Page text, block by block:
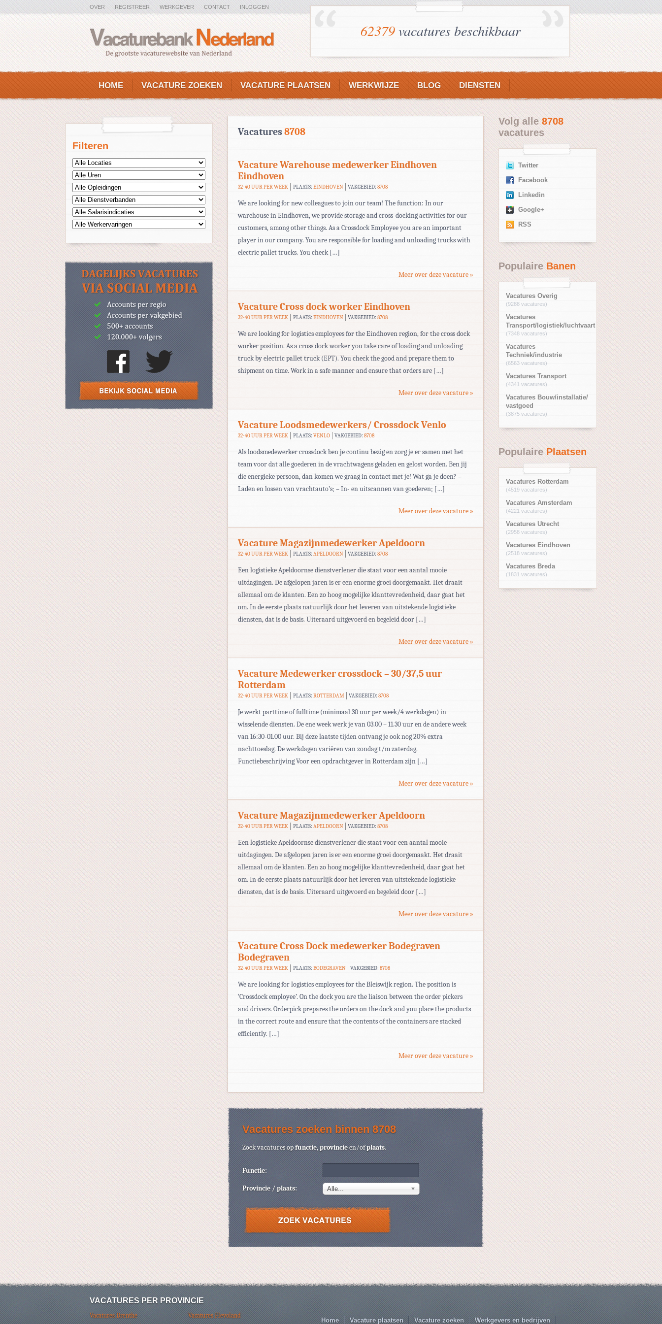
OVER REGISTREER WERKGEVER CONTACT INLOGGEN
62379vacatures beschikbaar
HOME VACATURE ZOEKEN VACATURE PLAATSEN WERKWIJZE BLOG DIENSTEN
Filteren
Vacatures8708
Vacature Warehouse medewerker Eindhoven
Eindhoven
32-40 UUR PER WEEK PLAATS: EINDHOVEN VAKGEBIED:8708
We are looking for new colleagues to join our team! The function: In our
warehouse in Eindhoven, we provide storage and cross-docking activities for our
customers, among other things. As a Crossdock Employee you are an important
player in our company. You are responsible for loading and unloading trucks with
electric pallet trucks. You check […]
Meer over deze vacature »
Vacature Cross dock worker Eindhoven
32-40 UUR PER WEEK PLAATS: EINDHOVEN VAKGEBIED:8708
We are looking for logistics employees for the Eindhoven region, for the cross dock
worker position. As a cross dock worker you take care of loading and unloading
truck by electric pallet truck (EPT). You check the good and prepare them to
shipment on time. Work in a safe manner and ensure that orders are […]
Meer over deze vacature »
Vacature Loodsmedewerkers/ Crossdock Venlo
32-40 UUR PER WEEK PLAATS: VENLO VAKGEBIED:8708
Als loodsmedewerker crossdock ben je continu bezig en zorg je er samen met het
team voor dat alle goederen in de vrachtwagens geladen en gelost worden. Ben jij
die energieke persoon, dan komen we graag in contact met je! Wat ga je doen? –
Laden en lossen van vrachtauto’s; – In- en uitscannen van goederen; […]
Meer over deze vacature »
Vacature Magazijnmedewerker Apeldoorn
32-40 UUR PER WEEK PLAATS: APELDOORN VAKGEBIED:8708
Een logistieke Apeldoornse dienstverlener die staat voor een aantal mooie
uitdagingen. De afgelopen jaren is er een enorme groei doorgemaakt. Het draait
allemaal om de klanten. Een zo hoog mogelijke klanttevredenheid, daar gaat het
om. In de eerste plaats natuurlijk door het leveren van uitstekende logistieke
diensten, dat is de basis. Uiteraard uitgevoerd en begeleid door […]
Meer over deze vacature »
Vacature Medewerker crossdock – 30/37,5 uur
Rotterdam
32-40 UUR PER WEEK PLAATS: ROTTERDAM VAKGEBIED:8708
Je werkt parttime of fulltime (minimaal 30 uur per week/4 werkdagen) in
wisselende diensten. De ene week werk je van 03.00 – 11.30 uur en de andere week
van 16:30-01.00 uur. Bij deze laatste tijden ontvang je ook nog 20% extra
nachttoeslag. De werkdagen variëren van zondag t/m zaterdag.
Functiebeschrijving Voor een opdrachtgever in Rotterdam zijn […]
Meer over deze vacature »
Vacature Magazijnmedewerker Apeldoorn
32-40 UUR PER WEEK PLAATS: APELDOORN VAKGEBIED:8708
Een logistieke Apeldoornse dienstverlener die staat voor een aantal mooie
uitdagingen. De afgelopen jaren is er een enorme groei doorgemaakt. Het draait
allemaal om de klanten. Een zo hoog mogelijke klanttevredenheid, daar gaat het
om. In de eerste plaats natuurlijk door het leveren van uitstekende logistieke
diensten, dat is de basis. Uiteraard uitgevoerd en begeleid door […]
Meer over deze vacature »
Vacature Cross Dock medewerker Bodegraven
Bodegraven
32-40 UUR PER WEEK PLAATS: BODEGRAVEN VAKGEBIED:8708
We are looking for logistics employees for the Bleiswijk region. The position is
‘Crossdock employee’. On the dock you are the liaison between the order pickers
and drivers. Orderpick prepares the orders on the dock and you place the products
in the correct route and ensure that the contents of the containers are stacked
efficiently. […]
Meer over deze vacature »
Vacatures zoeken binnen 8708
Zoek vacatures opfunctie,provincieen/ofplaats.
Functie:
Provincie / plaats: Alle...
Volg alle8708
vacatures
Twitter
Facebook
Linkedin
Google+
RSS
PopulaireBanen
Vacatures Overig
(9288 vacatures)
Vacatures
Transport/logistiek/luchtvaart
(7348 vacatures)
Vacatures
Techniek/industrie
(6563 vacatures)
Vacatures Transport
(4341 vacatures)
Vacatures Bouw/installatie/
vastgoed
(3875 vacatures)
Populaire Plaatsen
Vacatures Rotterdam
(4519 vacatures)
Vacatures Amsterdam
(4221 vacatures)
Vacatures Utrecht
(2958 vacatures)
Vacatures Eindhoven
(2518 vacatures)
Vacatures Breda
(1831 vacatures)
VACATURES PER PROVINCIE
Vacatures Drenthe
Vacatures Flevoland
Home Vacature plaatsen Vacature zoeken Werkgevers en bedrijven